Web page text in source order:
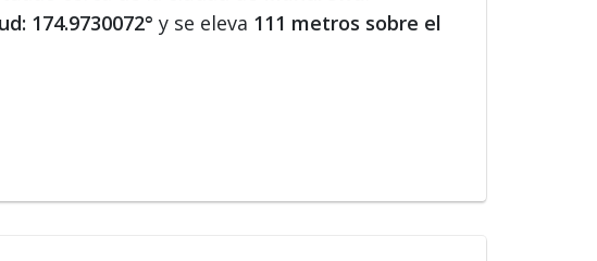
174.9730072° y se eleva 111 metros sobre el